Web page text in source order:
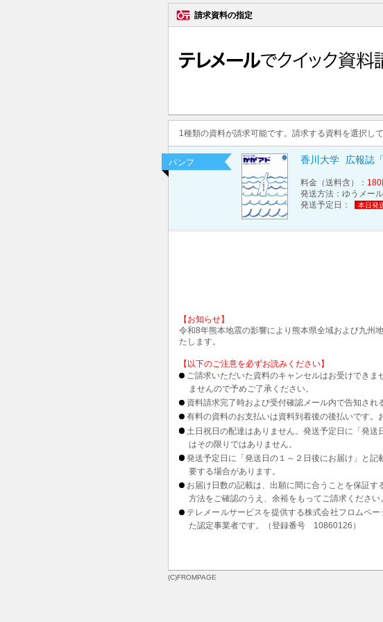
請求資料の指定
1種類の資料が請求可能です。請求する資料を選択し
パンフ 香川大学 広報誌
料金（送料含）： 180
発送方法： ゆうメール
発送予定日：
本日発
【お知らせ】
令和8年熊本地震の影響により熊本県全域および九州
たします。
【以下のご注意を必ずお読みください】
ご請求いただいた資料のキャンセルはお受けでき
ませんので予めご了承ください。
資料請求完了時および受付確認メール内で告知さ
有料の資料のお支払いは資料到着後の後払いです
土日祝日の配達はありません。発送予定日に「発
はその限りではありません。
発送予定日に「発送日の１～２日後にお届け」と
要する場合があります。
お届け日数の記載は、出願に間に合うことを保証
方法をご確認のうえ、余裕をもってご請求ください
テレメールサービスを提供する株式会社フロムペ
た認定事業者です。（登録番号 10860126）
(C)FROMPAGE